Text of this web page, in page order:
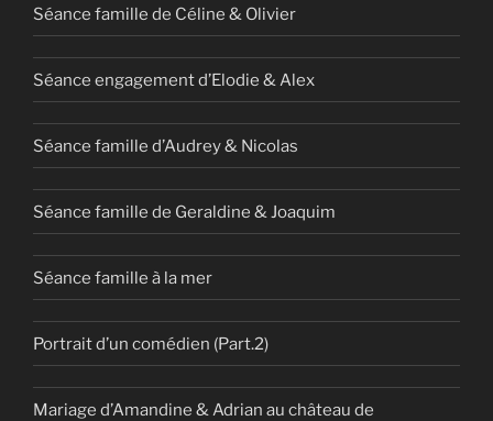
Séance famille de Céline & Olivier
Séance engagement d’Elodie & Alex
Séance famille d’Audrey & Nicolas
Séance famille de Geraldine & Joaquim
Séance famille à la mer
Portrait d’un comédien (Part.2)
Mariage d’Amandine & Adrian au château de